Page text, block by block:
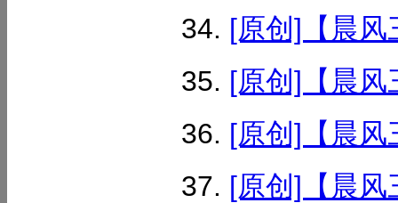
[原创]【晨风
[原创]【晨风
[原创]【晨风
[原创]【晨风